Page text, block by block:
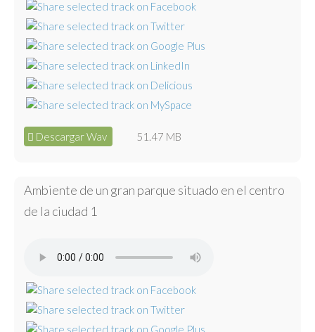
Descargar Wav 51.47 MB
Ambiente de un gran parque situado en el centro
de la ciudad 1